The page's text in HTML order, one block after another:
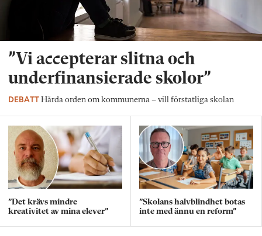
”Vi accepterar slitna och
underfinansierade skolor”
DEBATT Hårda orden om kommunerna – vill förstatliga skolan
”Det krävs mindre
kreativitet av mina elever”
”Skolans halvblindhet botas
inte med ännu en reform”